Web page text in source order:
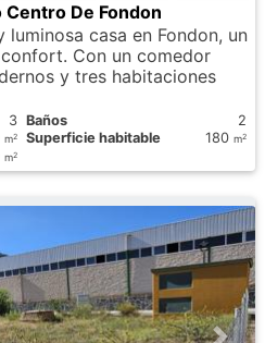
Centro De Fondon
casa en Fondon, un
Con un comedor
y tres habitaciones
3 Baños
2
m2 Superficie habitable 180 m2
m2